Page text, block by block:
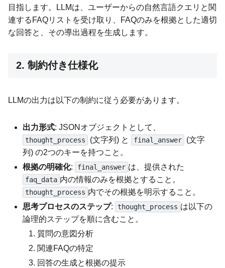
目指します。LLMは、ユーザーからの自然言語クエリと関
連するFAQリストを受け取り、FAQのみを根拠とした適切
な回答と、その導出過程を生成します。
2. 制約付き仕様化
LLMの出力は以下の制約に従う必要があります。
出力形式: JSONオブジェクトとして、
thought_process (文字列) と final_answer
(文字
列) の2つのキーを持つこと。
根拠の明確化: final_answer は、提供された
faq_data 内の情報のみを根拠とすること。
thought_process 内でその根拠を明示すること。
思考プロセスのステップ: thought_process は以下の
論理的ステップを順に含むこと。
質問の意図分析
関連FAQの特定
回答の生成と根拠の提示